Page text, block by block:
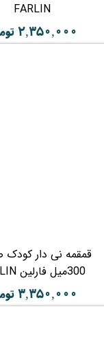
FARLIN
۲,۳۵۰,۰۰۰ تومان
قمقمه نی دار کودک
300میل فارلین FARLIN
۳,۳۵۰,۰۰۰ تومان